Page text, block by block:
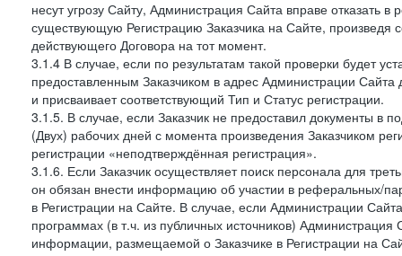
несут угрозу Сайту, Администрация Сайта вправе отказать
существующую Регистрацию Заказчика на Сайте, произведя
действующего Договора на тот момент.
3.1.4 В случае, если по результатам такой проверки будет
предоставленным Заказчиком в адрес Администрации
и присваивает соответствующий Тип и Статус регистрации.
3.1.5. В случае, если Заказчик не предоставил документы в
(Двух) рабочих дней с момента произведения Заказчиком
регистрации «неподтверждённая регистрация».
3.1.6. Если Заказчик осуществляет поиск персонала для
он обязан внести информацию об участии в реферальных/
в Регистрации на Сайте. В случае, если Администрации
программах (в т.ч. из публичных источников)
информации, размещаемой о Заказчике в Регистрации на